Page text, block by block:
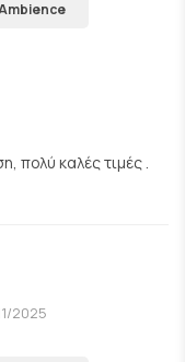
πολύ καλές τιμές .
2025